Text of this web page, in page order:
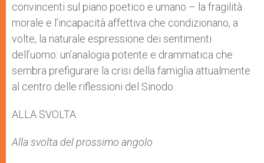
convincenti sul piano poetico e umano – la fragilità
morale e l’incapacità affettiva che condizionano, a
volte, la naturale espressione dei sentimenti
dell’uomo: un’analogia potente e drammatica che
sembra prefigurare la crisi della famiglia attualmente
al centro delle riflessioni del Sinodo.
ALLA SVOLTA
Alla svolta del prossimo angolo